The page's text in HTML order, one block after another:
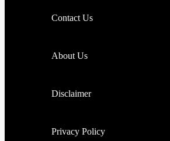
Contact Us
About Us
Disclaimer
Privacy Policy